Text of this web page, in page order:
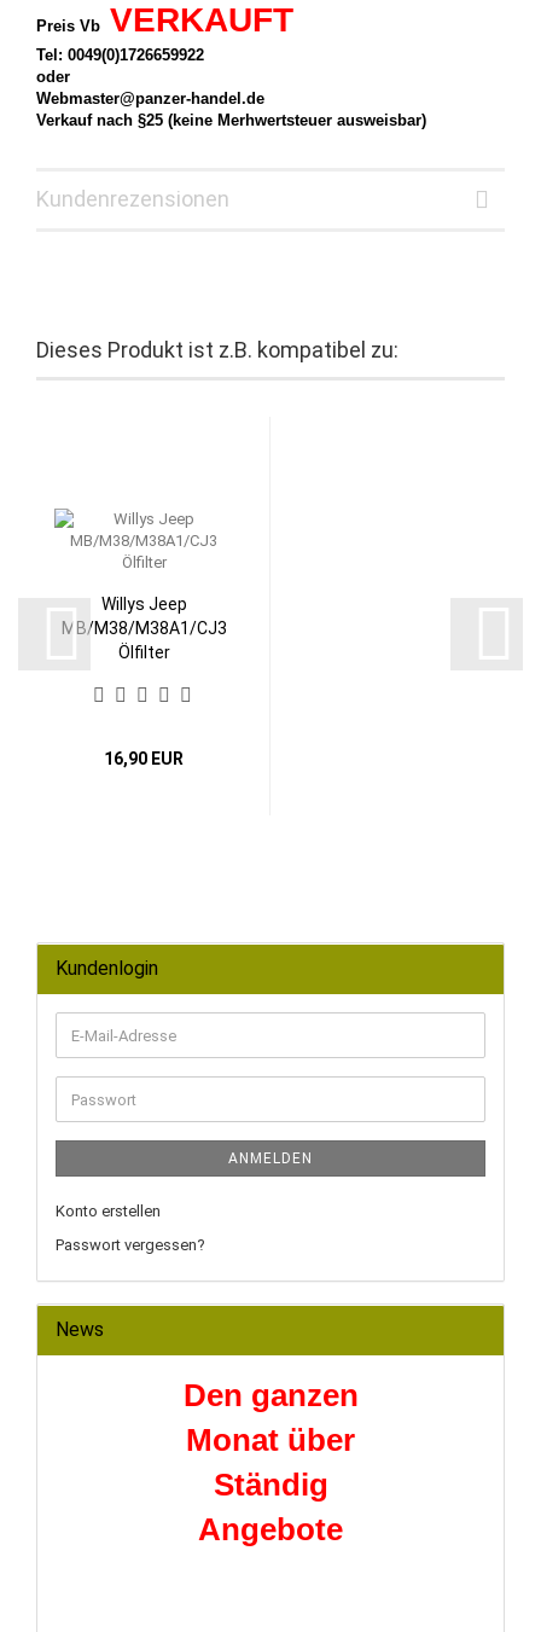
Preis Vb VERKAUFT
Tel: 0049(0)1726659922
oder
Webmaster@panzer-handel.de
Verkauf nach §25 (keine Merhwertsteuer ausweisbar)
Kundenrezensionen
Dieses Produkt ist z.B. kompatibel zu:
Willys Jeep
MB/M38/M38A1/CJ3
Ölfilter
16,90 EUR
Kundenlogin
E-
Mail-
Adresse
Passwort
ANMELDEN
Konto erstellen
Passwort vergessen?
News
Den ganzen
Monat über
Ständig
Angebote